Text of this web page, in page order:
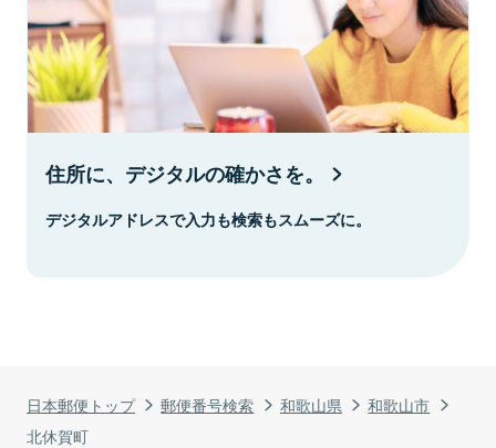
日本郵便トップ 郵便番号検索 和歌山県
和歌山市
北休賀町
住所に、デジタルの確かさを。
デジタルアドレスで入力も検索もスムーズに。